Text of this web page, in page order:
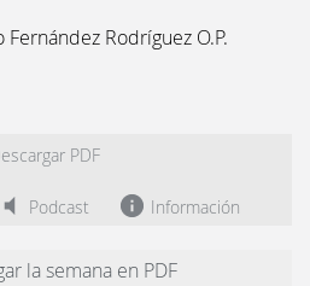
Rodríguez O.P.
PDF
Podcast Información
la semana en PDF